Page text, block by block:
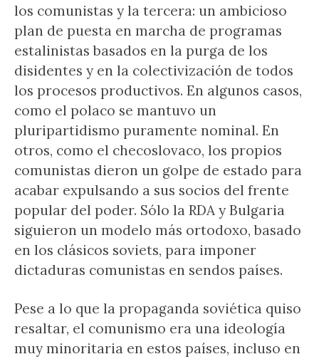
los comunistas y la tercera: un ambicioso
plan de puesta en marcha de programas
estalinistas basados en la purga de los
disidentes y en la colectivización de todos
los procesos productivos. En algunos casos,
como el polaco se mantuvo un
pluripartidismo puramente nominal. En
otros, como el checoslovaco, los propios
comunistas dieron un golpe de estado para
acabar expulsando a sus socios del frente
popular del poder. Sólo la RDA y Bulgaria
siguieron un modelo más ortodoxo, basado
en los clásicos soviets, para imponer
dictaduras comunistas en sendos países.
Pese a lo que la propaganda soviética quiso
resaltar, el comunismo era una ideología
muy minoritaria en estos países, incluso en